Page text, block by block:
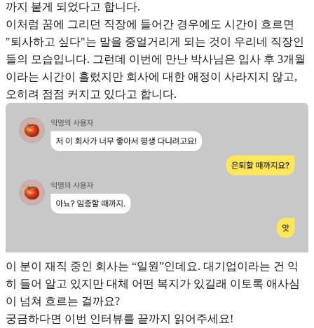
까지 붙게 되었다고 합니다.
이처럼 꿈에 그리던 직장에 들어간 경우에도 시간이 흐르면
"퇴사하고 싶다"는 말을 중얼거리게 되는 것이 우리네 직장인
들의 모습입니다. 그런데 이번에 만난 박사님은 입사 후 3개월
이라는 시간이 흘렀지만 회사에 대한 애정이 사라지지 않고,
오히려 점점 커지고 있다고 합니다.
이 분이 재직 중인 회사는 “일원”인데요. 대기업이라는 건 익
히 들어 알고 있지만 대체 어떤 복지가 있길래 이토록 애사심
이 넘쳐 흐르는 걸까요?
궁금하다면 이번 인터뷰를 끝까지 읽어주세요!